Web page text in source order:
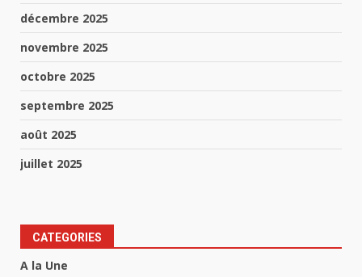
décembre 2025
novembre 2025
octobre 2025
septembre 2025
août 2025
juillet 2025
CATEGORIES
A la Une